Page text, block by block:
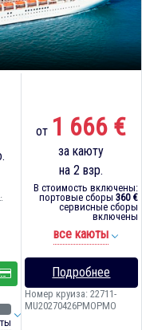
от 1 666 €
за каюту
на 2 взр.
В стоимость включены:
портовые сборы 360 €
сервисные сборы
включены
все каюты
Подробнее
Номер круиза: 22711-
MU20270426PMOPMO